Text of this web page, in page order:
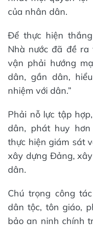
của nhân dân.
Để thực hiện
Nhà nước đã đề ra
vận phải hướng
dân, gần dân,
nhiệm với dân.”
Phải nỗ lực tập
dân, phát huy
thực hiện giám sát
xây dựng Đảng,
dân.
Chú trọng công
dân tộc, tôn giáo,
bảo an ninh chính